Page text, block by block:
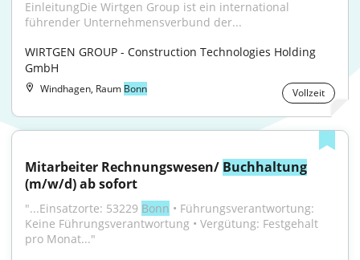
EinleitungDie Wirtgen Group ist ein international
führender Unternehmensverbund der...
WIRTGEN GROUP - Construction Technologies Holding
GmbH
Windhagen, Raum Bonn Vollzeit
Mitarbeiter Rechnungswesen/ Buchhaltung
(m/w/d) ab sofort
"...Einsatzorte: 53229 Bonn • Führungsverantwortung:
Keine Führungsverantwortung • Vergütung: Festgehalt
pro Monat..."